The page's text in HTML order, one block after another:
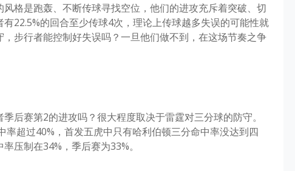
格是跑轰、不断传球寻找空位，他们的进攻充斥着突破、切
22.5%的回合至少传球4次，理论上传球越多失误的可能性就
步行者能控制好失误吗？一旦他们做不到，在这场节奏之争
后赛第2的进攻吗？很大程度取决于雷霆对三分球的防守。
率超过40%，首发五虎中只有哈利伯顿三分命中率没达到四
压制在34%，季后赛为33%。